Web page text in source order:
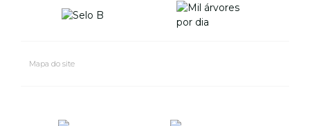
Mapa do site